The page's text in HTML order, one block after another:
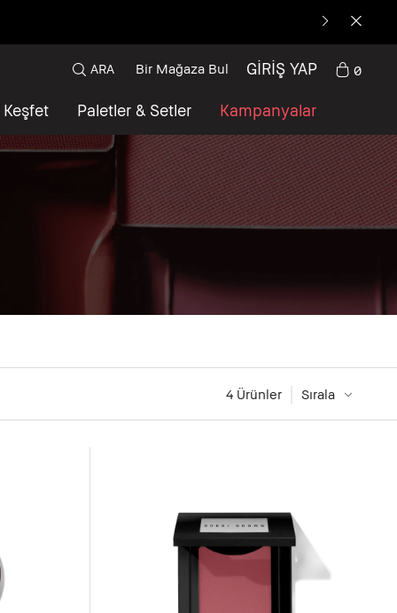
Keşfet Paletler & Setler Kampanyalar
ARA Bir Mağaza Bul GİRİŞ YAP 0
Sırala
4 Ürünler